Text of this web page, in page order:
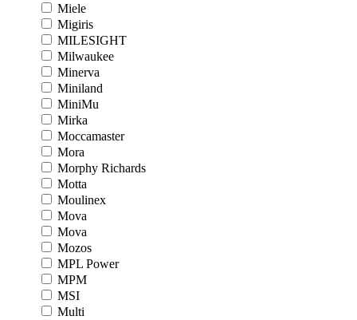
Miele
Migiris
MILESIGHT
Milwaukee
Minerva
Miniland
MiniMu
Mirka
Moccamaster
Mora
Morphy Richards
Motta
Moulinex
Mova
Mova
Mozos
MPL Power
MPM
MSI
Multi